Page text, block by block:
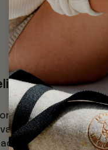
: une
avec exigence
une matière
fibre est triée,